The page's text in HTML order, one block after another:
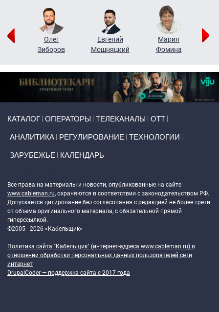
Олег
Зиборов
Евгений
Мошняцкий
Мария
Фомина
КАТАЛОГ ОПЕРАТОРЫ ТЕЛЕКАНАЛЫ ОТТ
АНАЛИТИКА РЕГУЛИРОВАНИЕ ТЕХНОЛОГИИ
ЗАРУБЕЖЬЕ КАЛЕНДАРЬ
Все права на материалы и новости, опубликованные на сайте
www.cableman.ru, охраняются в соответствии с законодательством РФ.
Допускается цитирование без согласования с редакцией не более трети
от объема оригинального материала, с обязательной прямой
гиперссылкой.
©2005 - 2026 «Кабельщик»
Политика сайта "Кабельщик" (интернет-адреса www.cableman.ru) в
отношении обработки персональных данных пользователей сети
интернет
DrupalCoder — поддержка сайта c 2017 года